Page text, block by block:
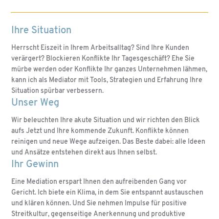
Ihre Situation
Herrscht Eiszeit in Ihrem Arbeitsalltag? Sind Ihre Kunden
verärgert? Blockieren Konflikte Ihr Tagesgeschäft? Ehe Sie
mürbe werden oder Konflikte Ihr ganzes Unternehmen lähmen,
kann ich als Mediator mit Tools, Strategien und Erfahrung Ihre
Situation spürbar verbessern.
Unser Weg
Wir beleuchten Ihre akute Situation und wir richten den Blick
aufs Jetzt und Ihre kommende Zukunft. Konflikte können
reinigen und neue Wege aufzeigen. Das Beste dabei: alle Ideen
und Ansätze entstehen direkt aus Ihnen selbst.
Ihr Gewinn
Eine Mediation erspart Ihnen den aufreibenden Gang vor
Gericht. Ich biete ein Klima, in dem Sie entspannt austauschen
und klären können. Und Sie nehmen Impulse für positive
Streitkultur, gegenseitige Anerkennung und produktive